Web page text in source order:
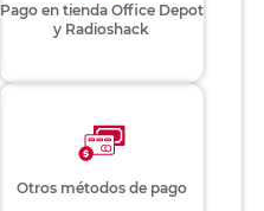
Pago en tienda Office Depot
y Radioshack
Otros métodos de pago